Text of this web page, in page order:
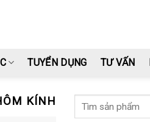
TUYỂN DỤNG TƯ VẤN
KÍNH